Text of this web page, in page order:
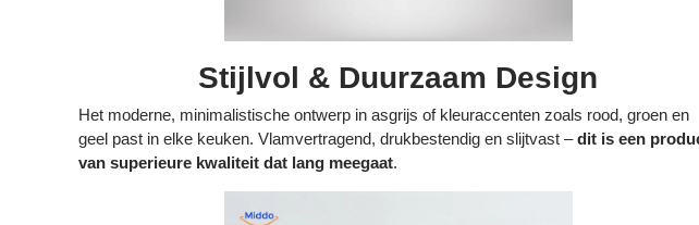
Stijlvol & Duurzaam Design
Het moderne, minimalistische ontwerp in asgrijs of kleuraccenten zoals rood, groen en
geel past in elke keuken. Vlamvertragend, drukbestendig en slijtvast –dit is een
van superieure kwaliteit dat lang meegaat.